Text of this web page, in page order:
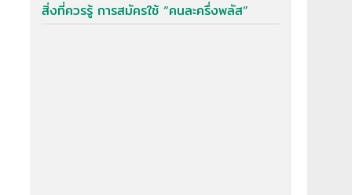
สิ่งที่ควรรู้ การสมัครใช้ “คนละครึ่งพลัส”